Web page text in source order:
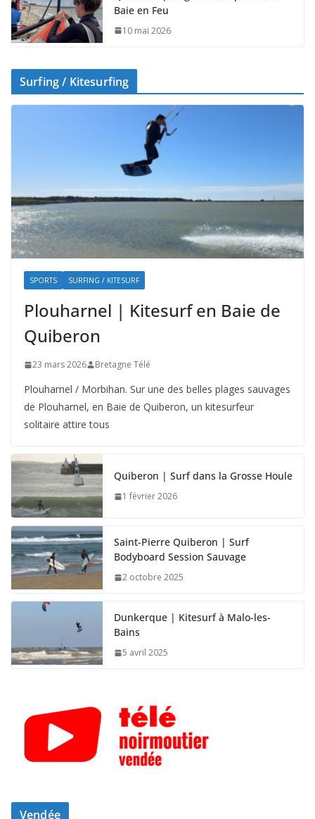
Baie en Feu
10 mai 2026
Surfing / Kitesurfing
SPORTS SURFING / KITESURF
Plouharnel | Kitesurf en Baie de
Quiberon
23 mars 2026 Bretagne Télé
Plouharnel / Morbihan. Sur une des belles plages sauvages
de Plouharnel, en Baie de Quiberon, un kitesurfeur
solitaire attire tous
Quiberon | Surf dans la Grosse Houle
1 février 2026
Saint-Pierre Quiberon | Surf
Bodyboard Session Sauvage
2 octobre 2025
Dunkerque | Kitesurf à Malo-les-
Bains
5 avril 2025
Vendée